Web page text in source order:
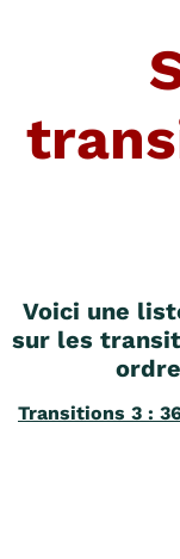
Voici une
sur les
Transitions 3 :